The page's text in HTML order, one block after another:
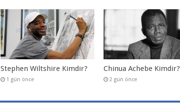
Stephen Wiltshire Kimdir?
1 gün önce
Chinua Achebe Kimdir?
2 gün önce